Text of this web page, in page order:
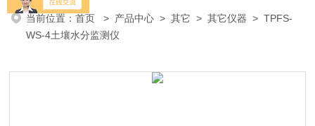
当前位置：首页 > 产品中心 >其它 >其它仪器 > TPFS-
WS-4土壤水分监测仪